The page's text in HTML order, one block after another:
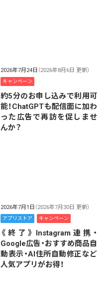
2026年7月24日 （2026年8月6日 更新）
キャンペーン
約5分のお申し込みで利用可
能！ChatGPTも配信面に加わ
った広告で再訪を促しませ
んか？
2026年7月1日 （2026年7月30日 更新）
アプリストア キャンペーン
《終了》Instagram連携・
Google広告・おすすめ商品自
動表示・AI住所自動修正など
人気アプリがお得！